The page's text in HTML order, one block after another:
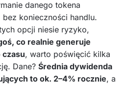
danego tokena
konieczności handlu.
opcji niesie ryzyko,
co realnie generuje
, warto poświęcić kilka
Dane? Średnia dywidenda
to ok. 2–4% rocznie, a